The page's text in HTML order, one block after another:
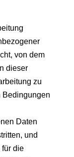
von dem
dieser
zu
Bedingungen
Daten
und
für die